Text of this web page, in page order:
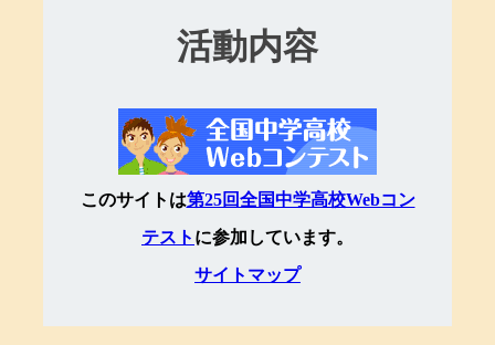
活動内容
このサイトは第25回全国中学高校Webコン
テスト に参加しています。
サイトマップ